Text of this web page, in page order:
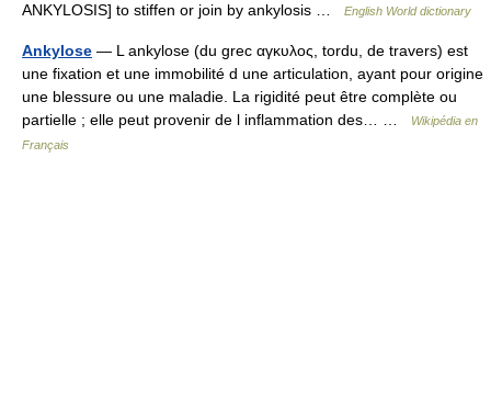
ANKYLOSIS] to stiffen or join by ankylosis …
English World dictionary
Ankylose — L ankylose (du grec αγκυλος, tordu, de travers) est
une fixation et une immobilité d une articulation, ayant pour origine
une blessure ou une maladie. La rigidité peut être complète ou
partielle ; elle peut provenir de l inflammation des… …
Wikipédia en
Français